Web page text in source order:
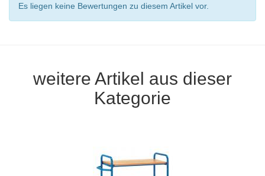
Es liegen keine Bewertungen zu diesem Artikel vor.
weitere Artikel aus dieser
Kategorie